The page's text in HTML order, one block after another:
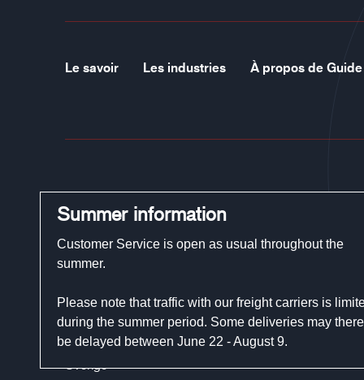
Le savoir Les industries À propos de Guide
+33 1 83 79 08 70
customerservice@guidegloves.com
Johanneslundsvägen 12
194 61 Upplands Väsby
Sverige
Summer information
Customer Service is open as usual throughout the
summer.
Please note that traffic with our freight carriers is
during the summer period. Some deliveries may
be delayed between June 22 - August 9.